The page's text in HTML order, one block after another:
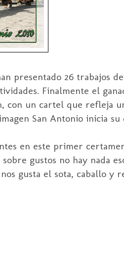
presentado 26 trabajos
Finalmente el
un cartel que refleja
San Antonio inicia su
en este primer
gustos no hay nada
gusta el sota, caballo y